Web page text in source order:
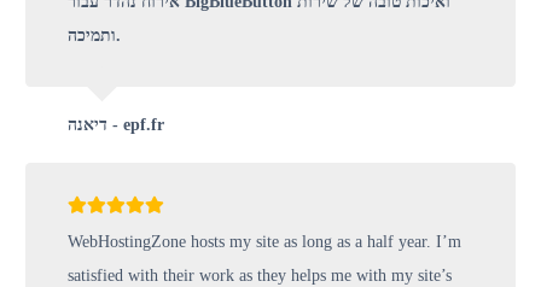
ותמיכה.
דיאנה - epf.fr
WebHostingZone hosts my site as long as a half year. I’m
satisfied with their work as they helps me with my site’s